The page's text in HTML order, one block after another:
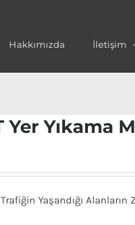
Hakkımızda İletişim
Yıkama
Yaşandığı